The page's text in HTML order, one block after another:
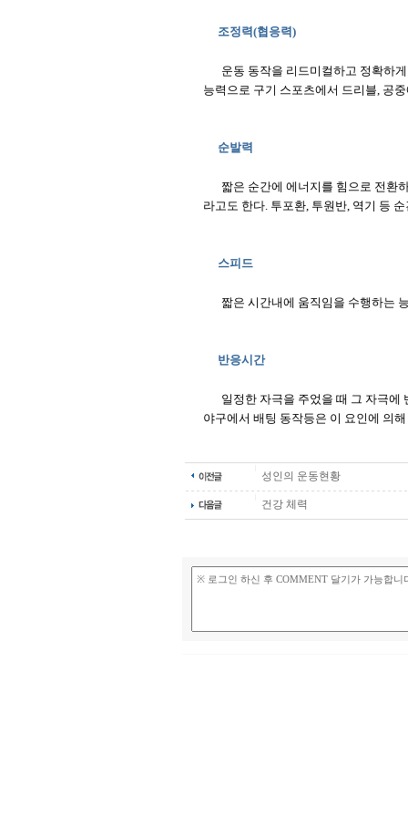
조정력(협응력)
운동 동작을 리드미컬하고 정확하
능력으로 구기 스포츠에서 드리블, 공
순발력
짧은 순간에 에너지를 힘으로 전환
라고도 한다. 투포환, 투원반, 역기 등
스피드
짧은 시간내에 움직임을 수행하는
반응시간
일정한 자극을 주었을 때 그 자극에
야구에서 배팅 동작등은 이 요인에 의
성인의 운동현황
건강 체력